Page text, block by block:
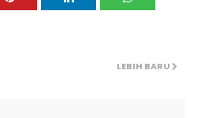
LEBIH BARU